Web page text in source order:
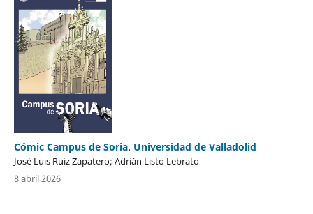
Cómic Campus de Soria. Universidad de Valladolid
José Luis Ruiz Zapatero; Adrián Listo Lebrato
8 abril 2026